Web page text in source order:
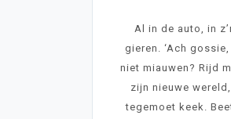
Al in de auto, in
gieren. ‘Ach
niet miauwen? Rijd
zijn nieuwe
tegemoet keek.